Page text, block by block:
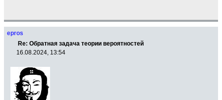
epros
Re: Обратная задача теории вероятностей
16.08.2024, 13:54